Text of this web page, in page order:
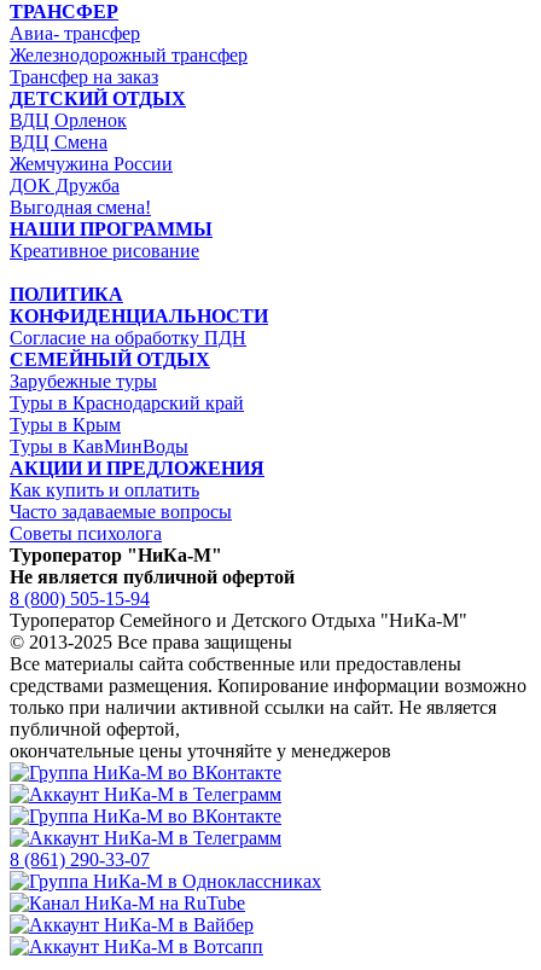
ТРАНСФЕР
Авиа- трансфер
Железнодорожный трансфер
Трансфер на заказ
ДЕТСКИЙ ОТДЫХ
ВДЦ Орленок
ВДЦ Смена
Жемчужина России
ДОК Дружба
Выгодная смена!
НАШИ ПРОГРАММЫ
Креативное рисование
ПОЛИТИКА
КОНФИДЕНЦИАЛЬНОСТИ
Согласие на обработку ПДН
СЕМЕЙНЫЙ ОТДЫХ
Зарубежные туры
Туры в Краснодарский край
Туры в Крым
Туры в КавМинВоды
АКЦИИ И ПРЕДЛОЖЕНИЯ
Как купить и оплатить
Часто задаваемые вопросы
Советы психолога
Туроператор "НиКа-М"
Не является публичной офертой
8 (800) 505-15-94
Туроператор Семейного и Детского Отдыха "НиКа-М"
© 2013-2025 Все права защищены
Все материалы сайта собственные или предоставлены
средствами размещения. Копирование информации возможно
только при наличии активной ссылки на сайт. Не является
публичной офертой,
окончательные цены уточняйте у менеджеров
8 (861) 290-33-07